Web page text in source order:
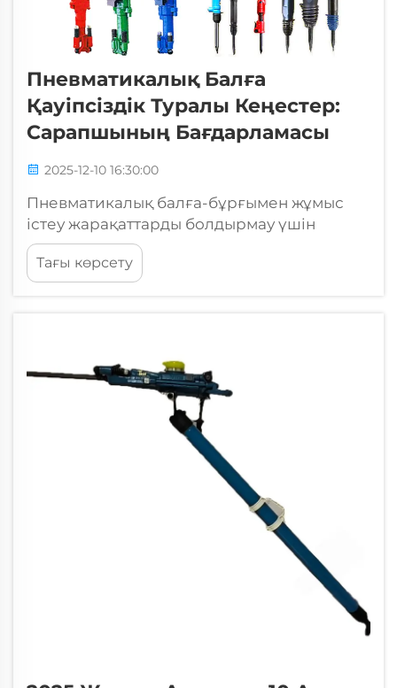
Пневматикалық Балға
Қауіпсіздік Туралы Кеңестер:
Сарапшының Бағдарламасы
2025-12-10 16:30:00
Пневматикалық балға-бұрғымен жұмыс
істеу жарақаттарды болдырмау үшін
қауіпсіздік ережелерін қатаң сақтауды
талап етеді және оңтайлы жұмыс
өнімділігін қамтамасыз етеді. Құрылыс,
Тағы көрсету